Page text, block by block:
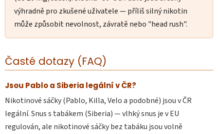
výhradně pro zkušené uživatele — příliš silný nikotin
může způsobit nevolnost, závratě nebo "head rush".
Časté dotazy (FAQ)
Jsou Pablo a Siberia legální v ČR?
Nikotinové sáčky (Pablo, Killa, Velo a podobné) jsou v ČR
legální. Snus s tabákem (Siberia) — vlhký snus je v EU
regulován, ale nikotinové sáčky bez tabáku jsou volně